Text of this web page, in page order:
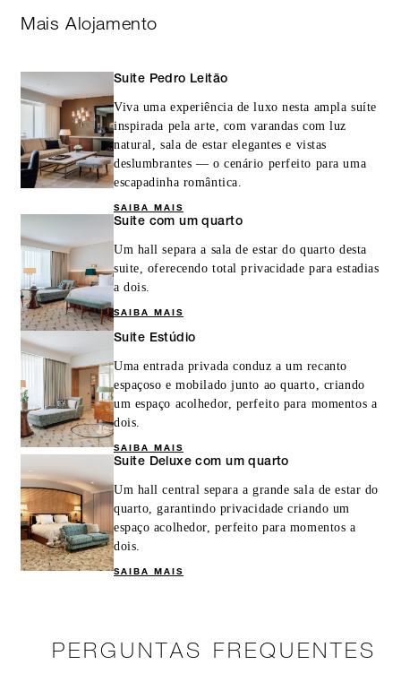
Mais Alojamento
Suite Pedro Leitão
Viva uma experiência de luxo nesta ampla suíte
inspirada pela arte, com varandas com luz
natural, sala de estar elegantes e vistas
deslumbrantes — o cenário perfeito para uma
escapadinha romântica.
SAIBA MAIS
Suite com um quarto
Um hall separa a sala de estar do quarto desta
suite, oferecendo total privacidade para estadias
a dois.
SAIBA MAIS
Suite Estúdio
Uma entrada privada conduz a um recanto
espaçoso e mobilado junto ao quarto, criando
um espaço acolhedor, perfeito para momentos a
dois.
SAIBA MAIS
Suite Deluxe com um quarto
Um hall central separa a grande sala de estar do
quarto, garantindo privacidade criando um
espaço acolhedor, perfeito para momentos a
dois.
SAIBA MAIS
PERGUNTAS FREQUENTES